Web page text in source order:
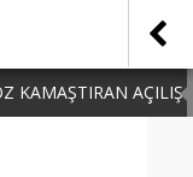
KAMAŞTIRAN AÇILIŞ